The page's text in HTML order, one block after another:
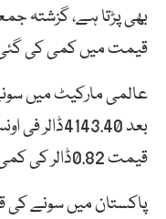
بھی پڑتا ہے، گزشتہ
قیمت میں کمی کی
بعد
قیمت 0.82ڈالر کی کمی کے بعد 61.51ڈالر فی اونس رہی۔
پاکستان میں سونے کی